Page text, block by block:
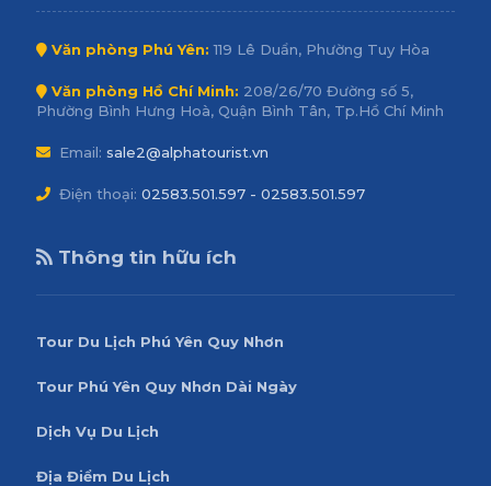
Văn phòng Phú Yên: 119 Lê Duẩn, Phường Tuy Hòa
Văn phòng Hồ Chí Minh: 208/26/70 Đường số 5,
Phường Bình Hưng Hoà, Quận Bình Tân, Tp.Hồ Chí Minh
Email: sale2@alphatourist.vn
Điện thoại: 02583.501.597 - 02583.501.597
Thông tin hữu ích
Tour Du Lịch Phú Yên Quy Nhơn
Tour Phú Yên Quy Nhơn Dài Ngày
Dịch Vụ Du Lịch
Địa Điểm Du Lịch